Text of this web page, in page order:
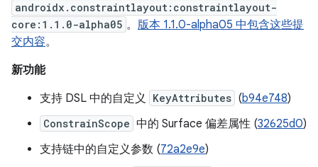
androidx.constraintlayout:constraintlayout-
core:1.1.0-alpha05 。 版本 1.1.0-alpha05 中包含这些提
交内容。
新功能
支持 DSL 中的自定义 KeyAttributes (b94e748)
ConstrainScope 中的 Surface 偏差属性 (32625d0)
支持链中的自定义参数 (72a2e9e)